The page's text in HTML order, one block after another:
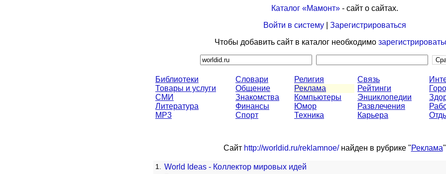
Каталог «Мамонт»- сайт о сайтах.
Войти в систему| Зарегистрироваться
Чтобы добавить сайт в каталог необходимо
Библиотеки
Товары и услуги
СМИ
Литература
MP3
Словари
Общение
Знакомства
Финансы
Спорт
Религия
Реклама
Компьютеры
Юмор
Техника
Связь
Рейтинги
Энциклопедии
Развлечения
Карьера
Сайт http://worldid.ru/reklamnoe/найден в рубрике "Реклама"
1. World Ideas - Коллектор мировых идей